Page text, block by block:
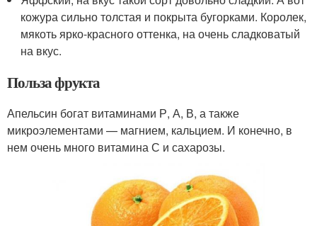
кожура сильно толстая и покрыта бугорками. Королек,
мякоть ярко-красного оттенка, на очень сладковатый
на вкус.
Польза фрукта
Апельсин богат витаминами Р, А, В, а также
микроэлементами — магнием, кальцием. И конечно, в
нем очень много витамина С и сахарозы.